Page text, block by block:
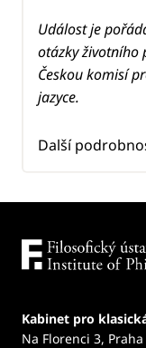
Událost je
otázky životního
Českou komisí
jazyce.
Další
Kabinet pro
Na Florenci 3,